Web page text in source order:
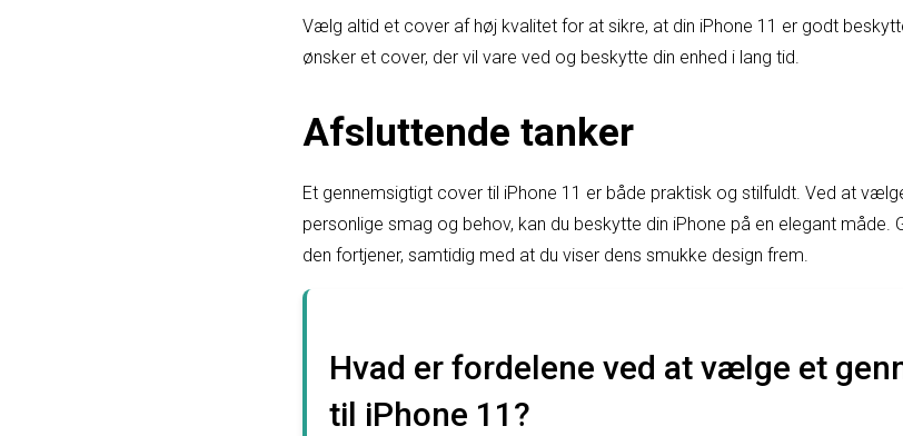
Vælg altid et cover af høj kvalitet for at sikre, at din iPhone 11 er godt
ønsker et cover, der vil vare ved og beskytte din enhed i lang tid.
Afsluttende tanker
Et gennemsigtigt cover til iPhone 11 er både praktisk og stilfuldt. Ved at
personlige smag og behov, kan du beskytte din iPhone på en elegant måde.
den fortjener, samtidig med at du viser dens smukke design frem.
Hvad er fordelene ved at vælge et
til iPhone 11?